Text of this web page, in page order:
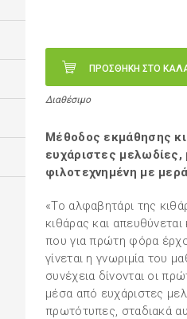
ΠΡΟΣΘΗΚΗ ΣΤΟ
Διαθέσιμο
Μέθοδος εκμάθησης
ευχάριστες
φιλοτεχνημένη με
«Το αλφαβητάρι της
κιθάρας και
που για πρώτη φόρα
γίνεται η γνωριμία του
συνέχεια δίνονται οι
μέσα από ευχάριστες
πρωτότυπες, σταδιακά